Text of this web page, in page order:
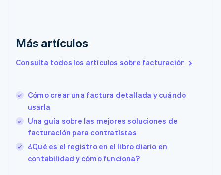
Más artículos
Consulta todos los artículos sobre facturación
Cómo crear una factura detallada y cuándo
usarla
Una guía sobre las mejores soluciones de
facturación para contratistas
¿Qué es el registro en el libro diario en
contabilidad y cómo funciona?
English
English Italiano
Estados Unidos
English
English
Finlandia
EnglishSvenska
Francia